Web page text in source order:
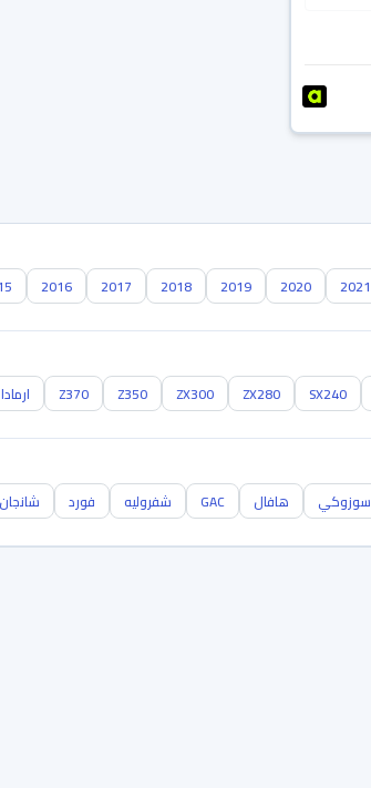
2021
2020
2019
2018
2017
2016
SX240
ZX280
ZX300
Z350
Z370 ارمادا
سوزوكي هافال GAC شفروليه فورد شانجان